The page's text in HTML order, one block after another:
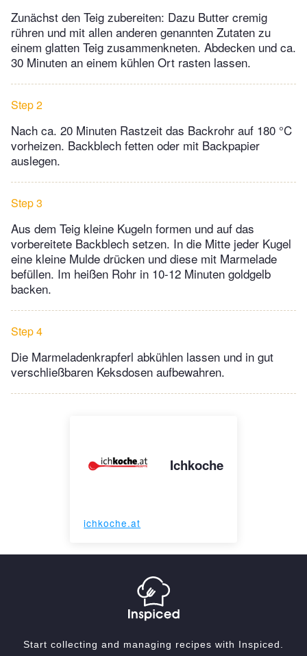
Zunächst den Teig zubereiten: Dazu Butter cremig
rühren und mit allen anderen genannten Zutaten zu
einem glatten Teig zusammenkneten. Abdecken und ca.
30 Minuten an einem kühlen Ort rasten lassen.
Step 2
Nach ca. 20 Minuten Rastzeit das Backrohr auf 180 °C
vorheizen. Backblech fetten oder mit Backpapier
auslegen.
Step 3
Aus dem Teig kleine Kugeln formen und auf das
vorbereitete Backblech setzen. In die Mitte jeder Kugel
eine kleine Mulde drücken und diese mit Marmelade
befüllen. Im heißen Rohr in 10-12 Minuten goldgelb
backen.
Step 4
Die Marmeladenkrapferl abkühlen lassen und in gut
verschließbaren Keksdosen aufbewahren.
Ichkoche
ichkoche.at
Start collecting and managing recipes with Inspiced.